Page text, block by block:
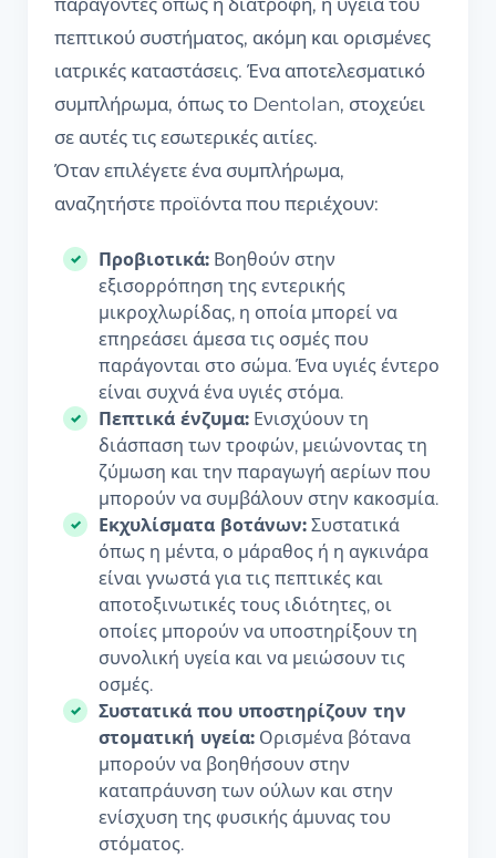
πεπτικού συστήματος, ακόμη και ορισμένες
ιατρικές καταστάσεις. Ένα αποτελεσματικό
συμπλήρωμα, όπως το Dentolan, στοχεύει
σε αυτές τις εσωτερικές αιτίες.
Όταν επιλέγετε ένα συμπλήρωμα,
αναζητήστε προϊόντα που περιέχουν:
Προβιοτικά: Βοηθούν στην
εξισορρόπηση της εντερικής
μικροχλωρίδας, η οποία μπορεί να
επηρεάσει άμεσα τις οσμές που
παράγονται στο σώμα. Ένα υγιές έντερο
είναι συχνά ένα υγιές στόμα.
Πεπτικά ένζυμα: Ενισχύουν τη
διάσπαση των τροφών, μειώνοντας τη
ζύμωση και την παραγωγή αερίων που
μπορούν να συμβάλουν στην κακοσμία.
Εκχυλίσματα βοτάνων: Συστατικά
όπως η μέντα, ο μάραθος ή η αγκινάρα
είναι γνωστά για τις πεπτικές και
αποτοξινωτικές τους ιδιότητες, οι
οποίες μπορούν να υποστηρίξουν τη
συνολική υγεία και να μειώσουν τις
οσμές.
Συστατικά που υποστηρίζουν την
στοματική υγεία: Ορισμένα βότανα
μπορούν να βοηθήσουν στην
καταπράυνση των ούλων και στην
ενίσχυση της φυσικής άμυνας του
στόματος.